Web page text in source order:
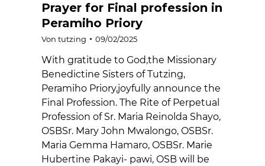
Prayer for Final profession in
Peramiho Priory
Von tutzing 09/02/2025
With gratitude to God,the Missionary
Benedictine Sisters of Tutzing,
Peramiho Priory,joyfully announce the
Final Profession. The Rite of Perpetual
Profession of Sr. Maria Reinolda Shayo,
OSBSr. Mary John Mwalongo, OSBSr.
Maria Gemma Hamaro, OSBSr. Marie
Hubertine Pakayi- pawi, OSB will be